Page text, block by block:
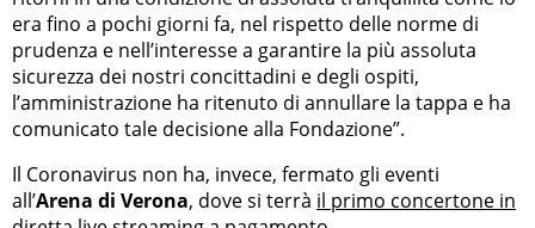
era fino a pochi giorni fa, nel rispetto delle norme di
prudenza e nell’interesse a garantire la più assoluta
sicurezza dei nostri concittadini e degli ospiti,
l’amministrazione ha ritenuto di annullare la tappa e ha
comunicato tale decisione alla Fondazione”.
Il Coronavirus non ha, invece, fermato gli eventi
all’Arena di Verona, dove si terrà il primo concertone in